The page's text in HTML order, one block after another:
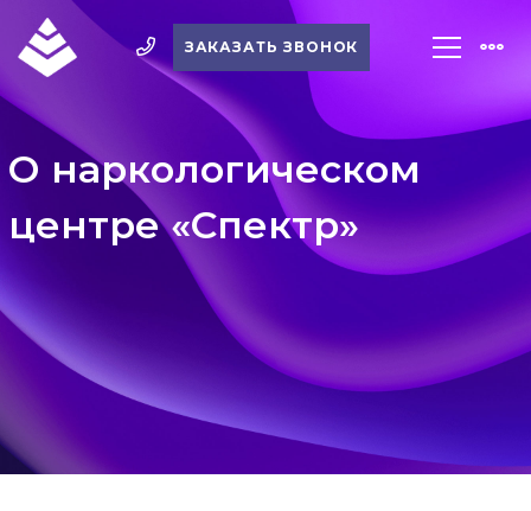
ЗАКАЗАТЬ ЗВОНОК
О наркологическом
центре «Спектр»